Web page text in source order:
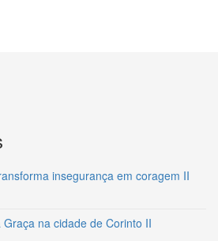
insegurança em coragem II
na cidade de Corinto II